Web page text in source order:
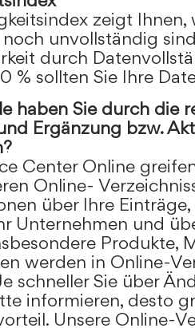
zeigt
unvollständig
durch
% sollten Sie Ihre
haben Sie durch die
Ergänzung bzw.
Center Online
Online-
über Ihre
Unternehmen und
Produkte,
werden in Online-
schneller Sie über
informieren, desto
Unsere Online-